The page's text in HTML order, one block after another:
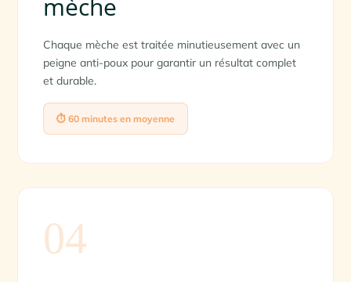
mèche
Chaque mèche est traitée minutieusement avec un
peigne anti-poux pour garantir un résultat complet
et durable.
⏱ 60 minutes en moyenne
04